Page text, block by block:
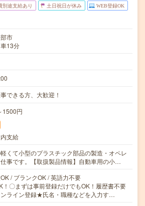
別途支給あり 土日祝日が休み WEB登録OK
市
13分
できる方、大歓迎！
1500円
支給
くて小型のプラスチック部品の製造・オペレ
事です。【取扱製品情報】自動車用の小…
/ ブランクOK / 英語力不要
〇まずは事前登録だけでもOK！履歴書不要
ライン登録★氏名・職種などを入力す…